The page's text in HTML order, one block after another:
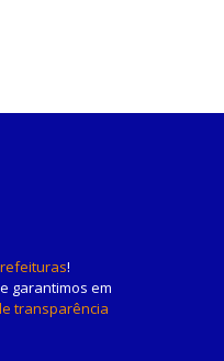
!
garantimos em
transparência